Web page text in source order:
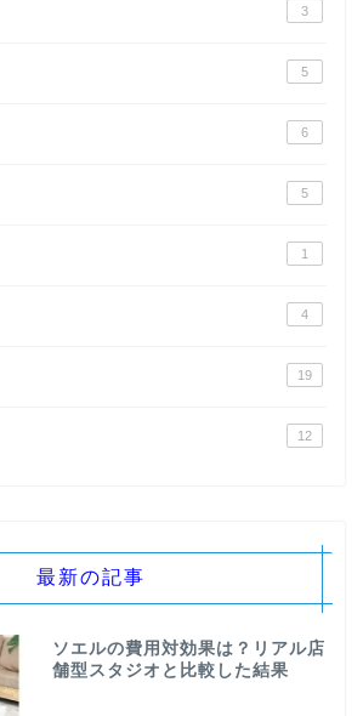
3
5
6
5
1
4
19
12
最新の記事
ソエルの費用対効果は？リアル店
舗型スタジオと比較した結果